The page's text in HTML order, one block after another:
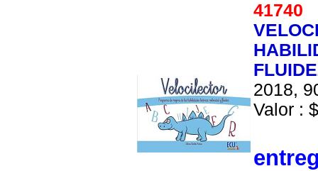
41740
2018,
Valor :